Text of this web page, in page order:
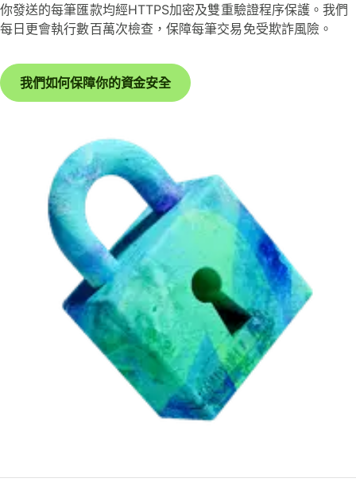
你發送的每筆匯款均經HTTPS加密及雙重驗證程序保護。我們
每日更會執行數百萬次檢查，保障每筆交易免受欺詐風險。
我們如何保障你的資金安全